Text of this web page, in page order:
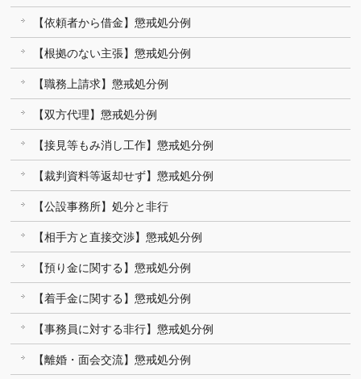
【依頼者から借金】懲戒処分例
【根拠のない主張】懲戒処分例
【職務上請求】懲戒処分例
【双方代理】懲戒処分例
【接見等もみ消し工作】懲戒処分例
【裁判資料等返却せず】懲戒処分例
【公設事務所】処分と非行
【相手方と直接交渉】懲戒処分例
【預り金に関する】懲戒処分例
【着手金に関する】懲戒処分例
【事務員に対する非行】懲戒処分例
【離婚・面会交流】懲戒処分例